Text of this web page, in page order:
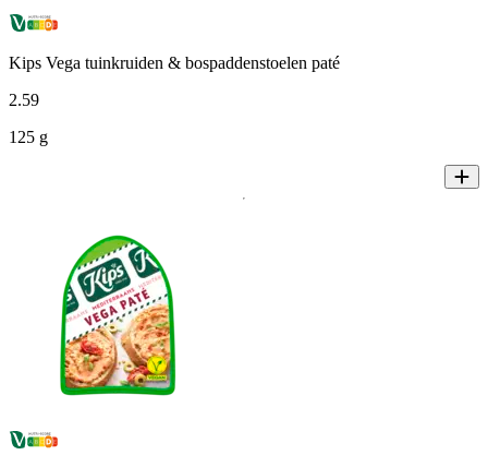
Kips Vega tuinkruiden & bospaddenstoelen paté
2.59
125 g